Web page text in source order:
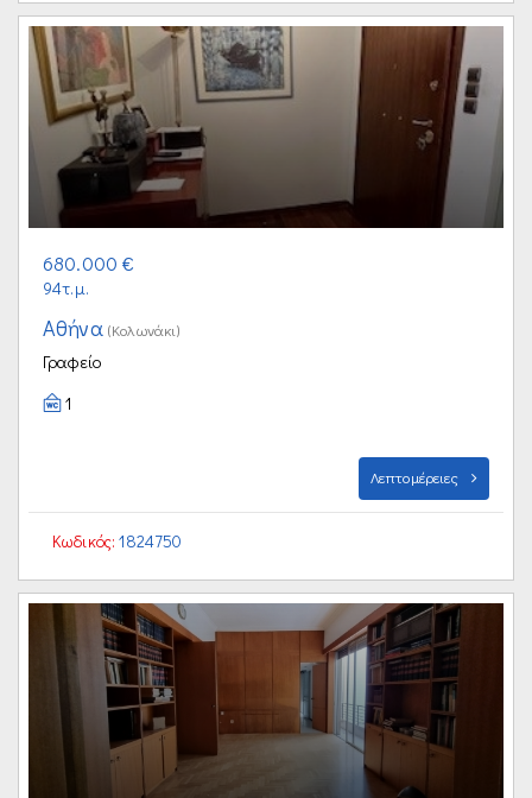
680.000 €
94τ.μ.
Αθήνα (Κολωνάκι)
Γραφείο
1
Λεπτομέρειες
Κωδικός: 1824750